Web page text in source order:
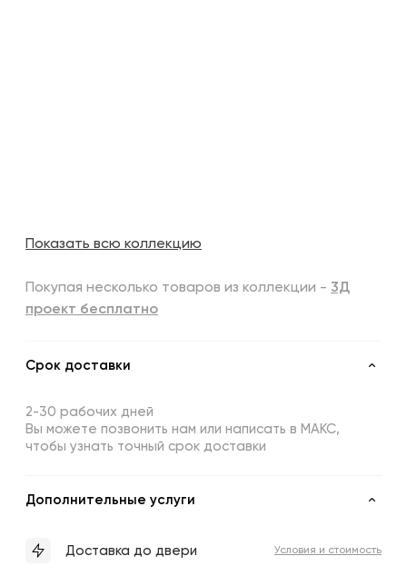
Показать всю коллекцию
Покупая несколько товаров из коллекции - 3Д
проект бесплатно
Срок доставки
2-30 рабочих дней
Вы можете позвонить нам или написать в МАКС,
чтобы узнать точный срок доставки
Дополнительные услуги
Доставка до двери Условия и стоимость